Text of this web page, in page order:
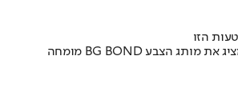
הזו